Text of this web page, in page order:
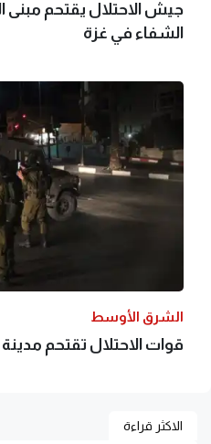
جيش الاحتلال يقتحم مبنى
الشفاء في غزة
الشرق الأوسط
قوات الاحتلال تقتحم مدينة
الاكثر قراءة